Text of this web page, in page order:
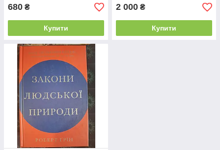
680 ₴
Купити
2 000 ₴
Купити